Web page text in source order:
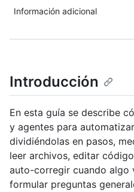
Información adicional
Introducción
En esta guía se describe
y agentes para
dividiéndolas en pasos,
leer archivos, editar
auto-corregir cuando algo
formular preguntas